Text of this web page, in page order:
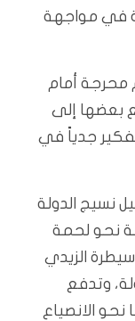
في مواجهة
محرجة أمام
بعضها إلى
جدياً في
نسيج الدولة
نحو لحمة
الزيدي
وتدفع
نحو الانصياع